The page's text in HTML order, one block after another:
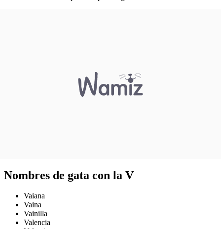
Nombres de gata con la V
Vaiana
Vaina
Vainilla
Valencia